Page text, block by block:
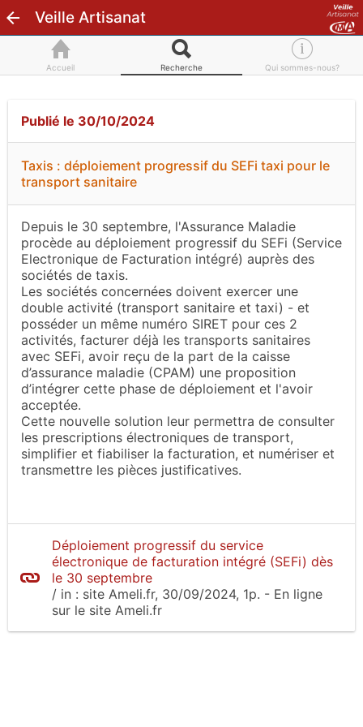
Veille Artisanat
Accueil Recherche Qui sommes-nous?
Publié le 30/10/2024
Taxis : déploiement progressif du SEFi taxi pour le
transport sanitaire
Depuis le 30 septembre, l'Assurance Maladie
procède au déploiement progressif du SEFi (Service
Electronique de Facturation intégré) auprès des
sociétés de taxis.
Les sociétés concernées doivent exercer une
double activité (transport sanitaire et taxi) - et
posséder un même numéro SIRET pour ces 2
activités, facturer déjà les transports sanitaires
avec SEFi, avoir reçu de la part de la caisse
d’assurance maladie (CPAM) une proposition
d’intégrer cette phase de déploiement et l'avoir
acceptée.
Cette nouvelle solution leur permettra de consulter
les prescriptions électroniques de transport,
simplifier et fiabiliser la facturation, et numériser et
transmettre les pièces justificatives.
Déploiement progressif du service
électronique de facturation intégré (SEFi) dès
le 30 septembre
/ in : site Ameli.fr, 30/09/2024, 1p. - En ligne
sur le site Ameli.fr